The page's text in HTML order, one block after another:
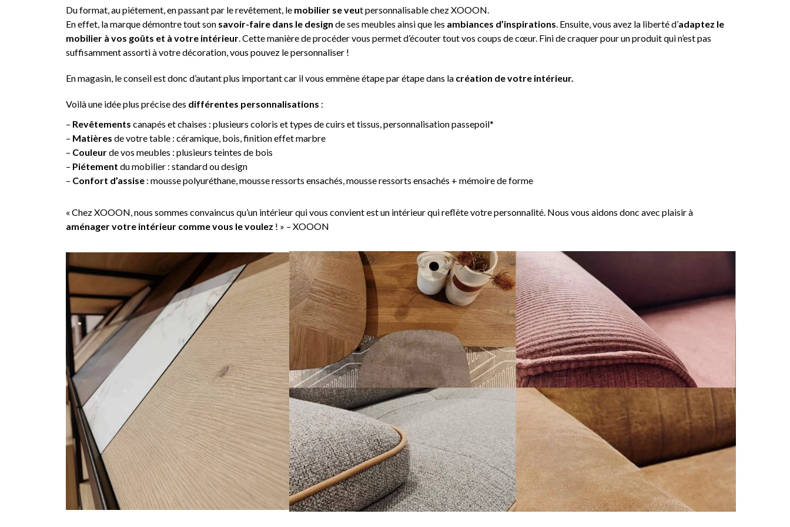
Du format, au piétement, en passant par le revêtement, le mobilier se veut personnalisable chez XOOON.
En effet, la marque démontre tout son savoir-faire dans le design de ses meubles ainsi que les ambiances d’inspirations . Ensuite, vous avez la liberté d’adaptez le
mobilier à vos goûts et à votre intérieur . Cette manière de procéder vous permet d’écouter tout vos coups de cœur. Fini de craquer pour un produit qui n’est pas
suffisamment assorti à votre décoration, vous pouvez le personnaliser !
En magasin, le conseil est donc d’autant plus important car il vous emmène étape par étape dans la création de votre intérieur.
Voilà une idée plus précise des différentes personnalisations :
– Revêtements canapés et chaises : plusieurs coloris et types de cuirs et tissus, personnalisation passepoil*
– Matières de votre table : céramique, bois, finition effet marbre
– Couleurde vos meubles : plusieurs teintes de bois
– Piétement du mobilier : standard ou design
– Confort d’assise : mousse polyuréthane, mousse ressorts ensachés, mousse ressorts ensachés + mémoire de forme
« Chez XOOON, nous sommes convaincus qu’un intérieur qui vous convient est un intérieur qui reflète votre personnalité. Nous vous aidons donc avec plaisir à
aménager votre intérieur comme vous le voulez ! » – XOOON